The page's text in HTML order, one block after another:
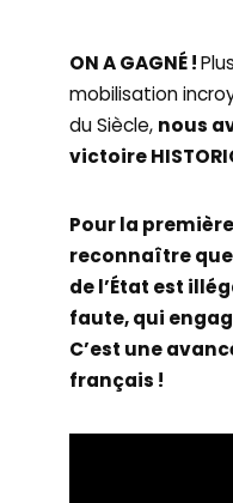
ON A GAGNÉ !
mobilisation
du Siècle, nous
victoire
Pour la
reconnaître
de l’État est
faute, qui
C’est une
français !